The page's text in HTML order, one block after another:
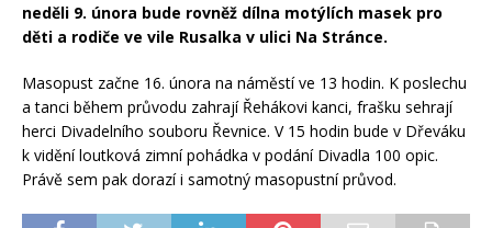
neděli 9. února bude rovněž dílna motýlích masek pro
děti a rodiče ve vile Rusalka v ulici Na Stránce.
Masopust začne 16. února na náměstí ve 13 hodin. K poslechu
a tanci během průvodu zahrají Řehákovi kanci, frašku sehrají
herci Divadelního souboru Řevnice. V 15 hodin bude v Dřeváku
k vidění loutková zimní pohádka v podání Divadla 100 opic.
Právě sem pak dorazí i samotný masopustní průvod.